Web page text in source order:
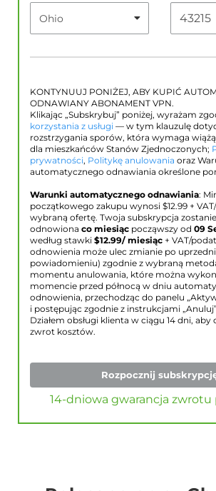
KONTYNUUJ PONIŻEJ, ABY KUPIĆ
ODNAWIANY ABONAMENT VPN.
Klikając „Subskrybuj” poniżej, wyrażam
korzystania z usługi — w tym klauzulę
rozstrzygania sporów, która wymaga
dla mieszkańców Stanów Zjednoczonych;
prywatności, Politykę anulowania oraz
automatycznego odnawiania określone
Warunki automatycznego odnawiania:
początkowego zakupu wynosi $12.99 +
wybraną ofertę. Twoja subskrypcja
odnowiona co miesiąc począwszy od 09
według stawki $12.99/ miesiąc + VAT/
odnowienia może ulec zmianie po
powiadomieniu) zgodnie z wybraną
momentu anulowania, które można
momencie przed północą w dniu
odnowienia, przechodząc do panelu
i postępując zgodnie z instrukcjami
Działem obsługi klienta w ciągu 14 dni, aby
zwrot kosztów.
Rozpocznij
14-dniowa gwarancja zwrotu